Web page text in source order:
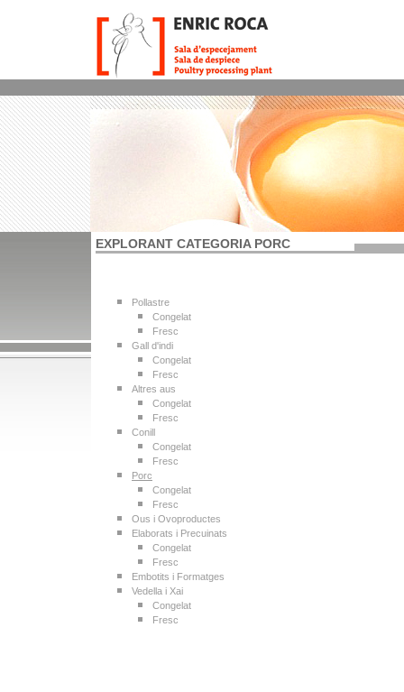
EXPLORANT CATEGORIA PORC
Pollastre
Congelat
Fresc
Gall d'indi
Congelat
Fresc
Altres aus
Congelat
Fresc
Conill
Congelat
Fresc
Porc
Congelat
Fresc
Ous i Ovoproductes
Elaborats i Precuinats
Congelat
Fresc
Embotits i Formatges
Vedella i Xai
Congelat
Fresc